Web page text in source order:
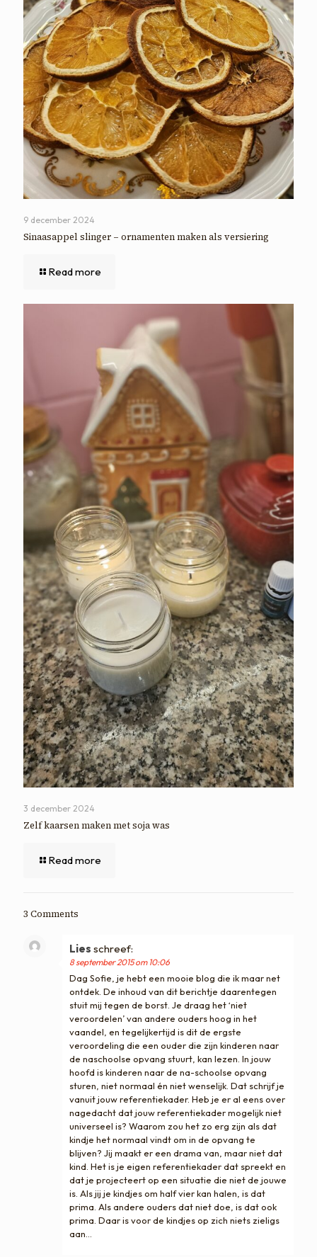
9 december 2024
Sinaasappel slinger – ornamenten maken als versiering
Read more
3 december 2024
Zelf kaarsen maken met soja was
Read more
3 Comments
Lies schreef:
8 september 2015 om 10:06
Dag Sofie, je hebt een mooie blog die ik maar net
ontdek. De inhoud van dit berichtje daarentegen
stuit mij tegen de borst. Je draag het ‘niet
veroordelen’ van andere ouders hoog in het
vaandel, en tegelijkertijd is dit de ergste
veroordeling die een ouder die zijn kinderen naar
de naschoolse opvang stuurt, kan lezen. In jouw
hoofd is kinderen naar de na-schoolse opvang
sturen, niet normaal én niet wenselijk. Dat schrijf je
vanuit jouw referentiekader. Heb je er al eens over
nagedacht dat jouw referentiekader mogelijk niet
universeel is? Waarom zou het zo erg zijn als dat
kindje het normaal vindt om in de opvang te
blijven? Jij maakt er een drama van, maar niet dat
kind. Het is je eigen referentiekader dat spreekt en
dat je projecteert op een situatie die niet de jouwe
is. Als jij je kindjes om half vier kan halen, is dat
prima. Als andere ouders dat niet doe, is dat ook
prima. Daar is voor de kindjes op zich niets zieligs
aan…